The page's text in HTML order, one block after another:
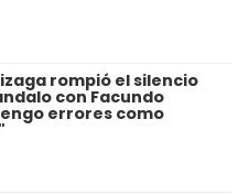
rompió el silencio
con Facundo
errores como